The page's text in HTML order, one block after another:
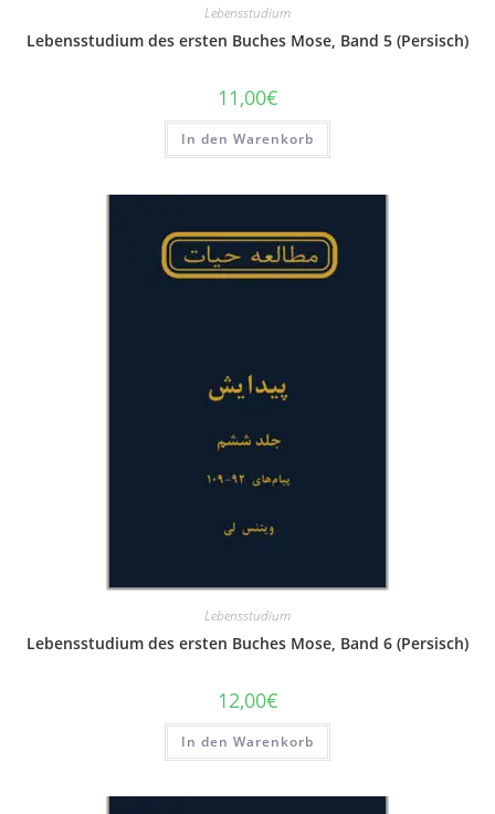
Lebensstudium
Lebensstudium des ersten Buches Mose, Band 5 (Persisch)
11,00€
In den Warenkorb
Lebensstudium
Lebensstudium des ersten Buches Mose, Band 6 (Persisch)
12,00€
In den Warenkorb